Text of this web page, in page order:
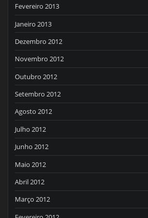
Fevereiro 2013
Janeiro 2013
Dezembro 2012
Novembro 2012
Outubro 2012
Setembro 2012
Agosto 2012
Julho 2012
Junho 2012
Maio 2012
Abril 2012
Março 2012